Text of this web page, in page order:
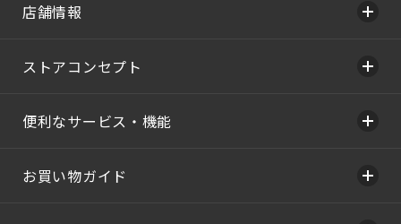
店舗情報
ストアコンセプト
便利なサービス・機能
お買い物ガイド